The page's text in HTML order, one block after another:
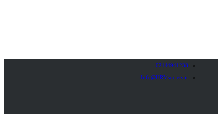
02144941238
Info@HRMsociety.ir